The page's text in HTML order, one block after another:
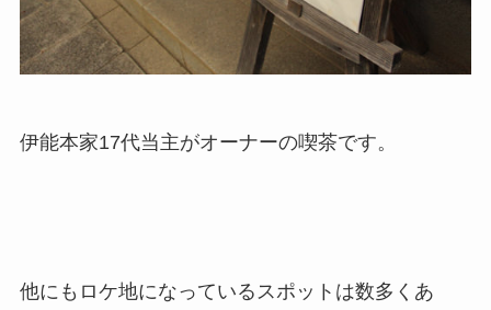
伊能本家17代当主がオーナーの喫茶です。
他にもロケ地になっているスポットは数多くあ